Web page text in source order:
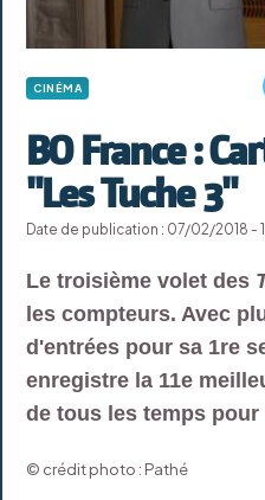
CINÉMA
BO France :
"Les Tuche 3"
Date de publication : 07/02/2018 -
Le troisième volet des
les compteurs. Avec
d'entrées pour sa 1re
enregistre la 11e
de tous les temps
© crédit photo : Pathé